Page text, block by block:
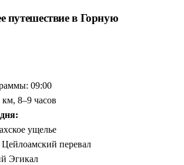
путешествие в Горную
09:00
8–9 часов
ущелье
перевал
Эгикал